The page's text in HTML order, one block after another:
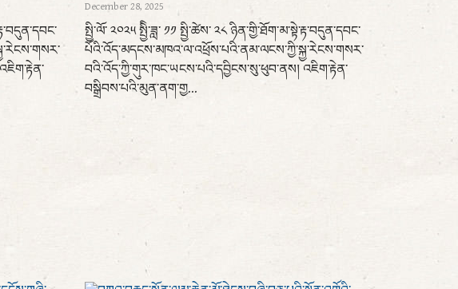
December 28, 2025
སྤྱི་ལོ་ ༢༠༢༥ སྤྱིི་ཟླ་ ༡༡ སྤྱི་ཚེས་ ༢༨ ཉིན་གྱི་ཐོག་མ་སྟེ་རྟ་བདུན་དབང་
པོའི་འོད་མདངས་མཁའ་ལ་འཕྲོས་པའི་ནམ་ལངས་ཀྱི་སྐྱ་རེངས་གསར་
བའི་འོད་ཀྱི་གུར་ཁང་ཡངས་པའི་དབྱིངས་སུ་ཕུབ་ནས། འཇིག་རྟེན་
བསྒྲིབས་པའི་མུན་ནག་གྱ...